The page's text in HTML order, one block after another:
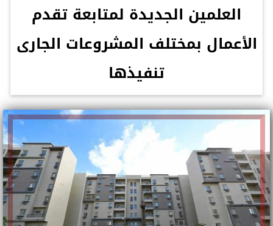
العلمين الجديدة لمتابعة تقدم
الأعمال بمختلف المشروعات الجارى
تنفيذها